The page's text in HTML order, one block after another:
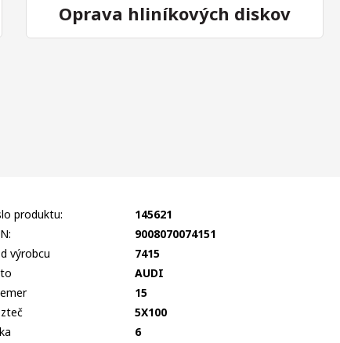
Oprava hliníkových diskov
produktu:
145621
9008070074151
výrobcu
7415
AUDI
15
5X100
6